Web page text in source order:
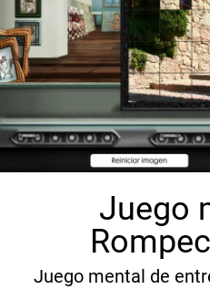
Juego
Juego mental de